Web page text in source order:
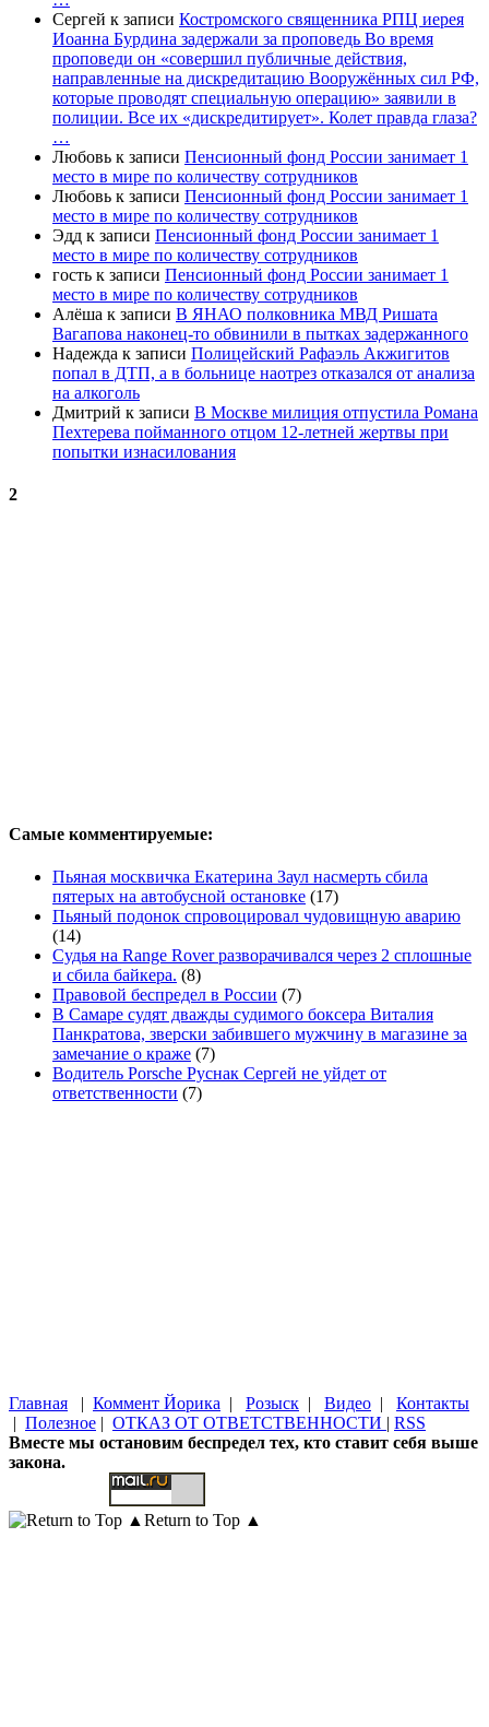
Сергей к записи Костромского священника РПЦ иерея
Иоанна Бурдина задержали за проповедь Во время
проповеди он «совершил публичные действия,
направленные на дискредитацию Вооружённых сил РФ,
которые проводят специальную операцию» заявили в
полиции. Все их «дискредитирует». Колет правда глаза?
…
Любовь к записи Пенсионный фонд России занимает 1
место в мире по количеству сотрудников
Любовь к записи Пенсионный фонд России занимает 1
место в мире по количеству сотрудников
Эдд к записи Пенсионный фонд России занимает 1
место в мире по количеству сотрудников
гость к записи Пенсионный фонд России занимает 1
место в мире по количеству сотрудников
Алёша к записи В ЯНАО полковника МВД Ришата
Вагапова наконец-то обвинили в пытках задержанного
Надежда к записи Полицейский Рафаэль Акжигитов
попал в ДТП, а в больнице наотрез отказался от анализа
на алкоголь
Дмитрий к записи В Москве милиция отпустила Романа
Пехтерева пойманного отцом 12-летней жертвы при
попытки изнасилования
2
Самые комментируемые:
Пьяная москвичка Екатерина Заул насмерть сбила
пятерых на автобусной остановке (17)
Пьяный подонок спровоцировал чудовищную аварию
(14)
Судья на Range Rover разворачивался через 2 сплошные
и сбила байкера. (8)
Правовой беспредел в России (7)
В Самаре судят дважды судимого боксера Виталия
Панкратова, зверски забившего мужчину в магазине за
замечание о краже (7)
Водитель Porsche Руснак Сергей не уйдет от
ответственности (7)
Главная | Коммент Йорика | Розыск | Видео | Контакты
| Полезное | ОТКАЗ ОТ ОТВЕТСТВЕННОСТИ | RSS
Вместе мы остановим беспредел тех, кто ставит себя выше
закона.
Return to Top ▲